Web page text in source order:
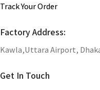
Track Your Order
Factory Address:
Kawla,Uttara Airport,
Get In Touch